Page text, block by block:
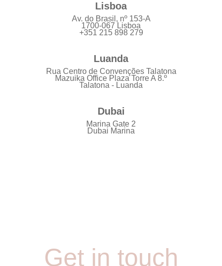
Lisboa
Av. do Brasil, nº 153-A
1700-067 Lisboa
+351 215 898 279
Luanda
Rua Centro de Convenções Talatona
Mazuika Office Plaza Torre A 8.º
Talatona - Luanda
Dubai
Marina Gate 2
Dubai Marina
Get in touch